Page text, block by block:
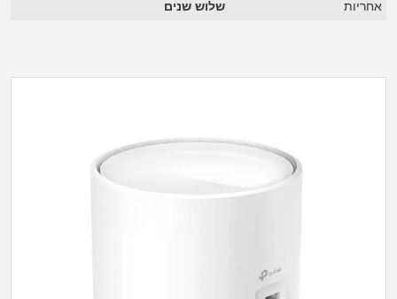
אחריות שלוש שנים